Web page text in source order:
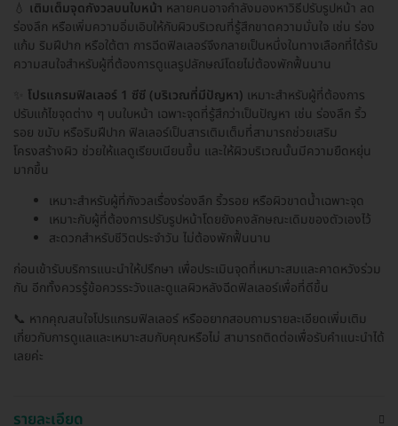
💧 เติมเต็มจุดกังวลบนใบหน้า หลายคนอาจกำลังมองหาวิธีปรับรูปหน้า ลด
ร่องลึก หรือเพิ่มความอิ่มเอิบให้กับผิวบริเวณที่รู้สึกขาดความมั่นใจ เช่น ร่อง
แก้ม ริมฝีปาก หรือใต้ตา การฉีดฟิลเลอร์จึงกลายเป็นหนึ่งในทางเลือกที่ได้รับ
ความสนใจสำหรับผู้ที่ต้องการดูแลรูปลักษณ์โดยไม่ต้องพักฟื้นนาน
โปรแกรมฟิลเลอร์ 1 ซีซี (บริเวณที่มีปัญหา) เหมาะสำหรับผู้ที่ต้องการ
ปรับแก้ไขจุดต่าง ๆ บนใบหน้า เฉพาะจุดที่รู้สึกว่าเป็นปัญหา เช่น ร่องลึก ริ้ว
รอย ขมับ หรือริมฝีปาก ฟิลเลอร์เป็นสารเติมเต็มที่สามารถช่วยเสริม
โครงสร้างผิว ช่วยให้แลดูเรียบเนียนขึ้น และให้ผิวบริเวณนั้นมีความยืดหยุ่น
มากขึ้น
เหมาะสำหรับผู้ที่กังวลเรื่องร่องลึก ริ้วรอย หรือผิวขาดน้ำเฉพาะจุด
เหมาะกับผู้ที่ต้องการปรับรูปหน้าโดยยังคงลักษณะเดิมของตัวเองไว้
สะดวกสำหรับชีวิตประจำวัน ไม่ต้องพักฟื้นนาน
ก่อนเข้ารับบริการแนะนำให้ปรึกษา เพื่อประเมินจุดที่เหมาะสมและคาดหวังร่วม
กัน อีกทั้งควรรู้ข้อควรระวังและดูแลผิวหลังฉีดฟิลเลอร์เพื่อที่ดีขึ้น
📞 หากคุณสนใจโปรแกรมฟิลเลอร์ หรืออยากสอบถามรายละเอียดเพิ่มเติม
เกี่ยวกับการดูแลและเหมาะสมกับคุณหรือไม่ สามารถติดต่อเพื่อรับคำแนะนำได้
เลยค่ะ
รายละเอียด